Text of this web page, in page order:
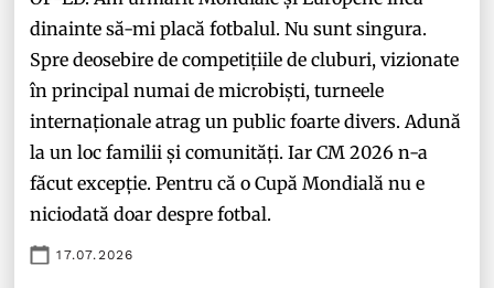
dinainte să-mi placă fotbalul. Nu sunt singura.
Spre deosebire de competițiile de cluburi, vizionate
în principal numai de microbiști, turneele
internaționale atrag un public foarte divers. Adună
la un loc familii și comunități. Iar CM 2026 n-a
făcut excepție. Pentru că o Cupă Mondială nu e
niciodată doar despre fotbal.
17.07.2026